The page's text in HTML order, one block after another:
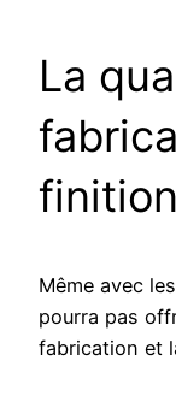
La
finition
Même avec
pourra pas
fabrication et